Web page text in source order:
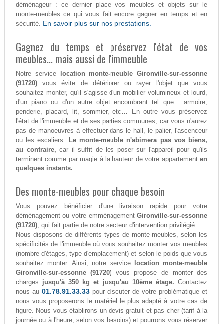
déménageur : ce dernier place vos meubles et objets sur le
monte-meubles ce qui vous fait encore gagner en temps et en
sécurité. En savoir plus sur nos prestations.
Gagnez du temps et préservez l'état de vos
meubles... mais aussi de l'immeuble
Notre service
location monte-meuble Gironville-sur-essonne
(91720)vous évite de détériorer ou rayer l'objet que vous
souhaitez monter, qu'il s'agisse d'un mobilier volumineux et lourd,
d'un piano ou d'un autre objet encombrant tel que : armoire,
penderie, placard, lit, sommier, etc… En outre vous préservez
l'état de l'immeuble et de ses parties communes, car vous n'aurez
pas de manoeuvres à effectuer dans le hall, le palier, l'ascenceur
ou les escaliers.
Le monte-meuble n'abimera pas vos biens,
au contraire, car il suffit de les poser sur l'appareil pour qu'ils
terminent comme par magie à la hauteur de votre appartementen
quelques instants.
Des monte-meubles pour chaque besoin
Vous pouvez bénéficier d'une livraison rapide pour votre
déménagement ou votre emménagementGironville-sur-essonne
(91720), qui fait partie de notre secteur d'intervention privilégié.
Nous disposons de différents types de monte-meubles, selon les
spécificités de l'immeuble où vous souhaitez monter vos meubles
(nombre d'étages, type d'emplacement) et selon le poids que vous
souhaitez monter. Ainsi, notre service
location monte-meuble
Gironville-sur-essonne (91720) vous propose de monter des
charges jusqu'à 350 kg et jusqu'au 10ème étage. Contactez
nous au 01.78.91.33.33pour discuter de votre problématique et
nous vous proposerons le matériel le plus adapté à votre cas de
figure. Nous vous établirons un devis gratuit et pas cher (tarif à la
journée ou à l'heure, selon vos besoins) et pourrons vous réserver